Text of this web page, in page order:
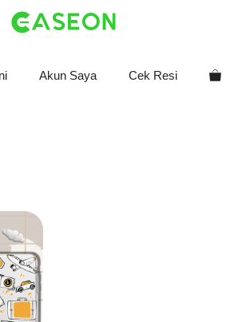
Akun Saya Cek Resi